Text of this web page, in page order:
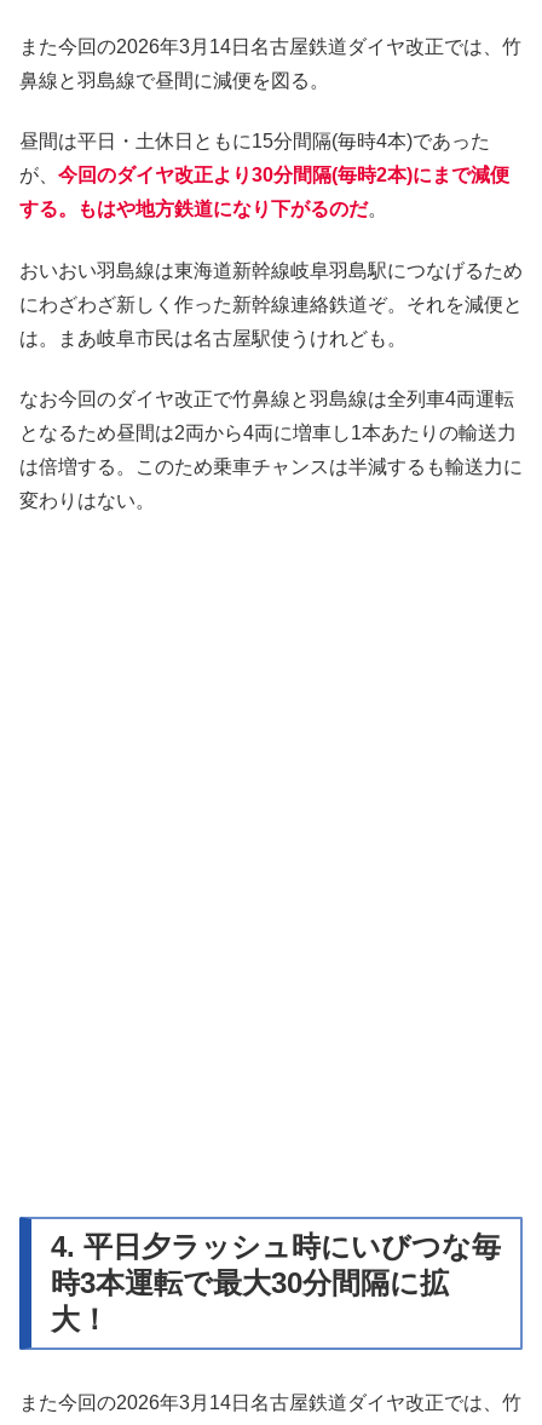
また今回の2026年3月14日名古屋鉄道ダイヤ改正では、竹
鼻線と羽島線で昼間に減便を図る。
昼間は平日・土休日ともに15分間隔(毎時4本)であった
が、 今回のダイヤ改正より30分間隔(毎時2本)にまで減便
する。もはや地方鉄道になり下がるのだ。
おいおい羽島線は東海道新幹線岐阜羽島駅につなげるため
にわざわざ新しく作った新幹線連絡鉄道ぞ。それを減便と
は。まあ岐阜市民は名古屋駅使うけれども。
なお今回のダイヤ改正で竹鼻線と羽島線は全列車4両運転
となるため昼間は2両から4両に増車し1本あたりの輸送力
は倍増する。このため乗車チャンスは半減するも輸送力に
変わりはない。
4. 平日夕ラッシュ時にいびつな毎
時3本運転で最大30分間隔に拡
大！
また今回の2026年3月14日名古屋鉄道ダイヤ改正では、竹